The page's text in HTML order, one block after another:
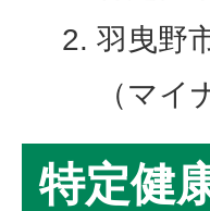
羽曳野
（マ
特定健